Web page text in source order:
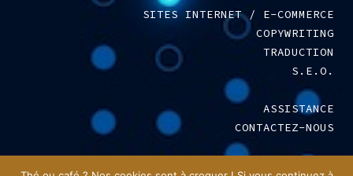
SITES INTERNET / E-COMMERCE
COPYWRITING
TRADUCTION
S.E.O.
ASSISTANCE
CONTACTEZ-NOUS